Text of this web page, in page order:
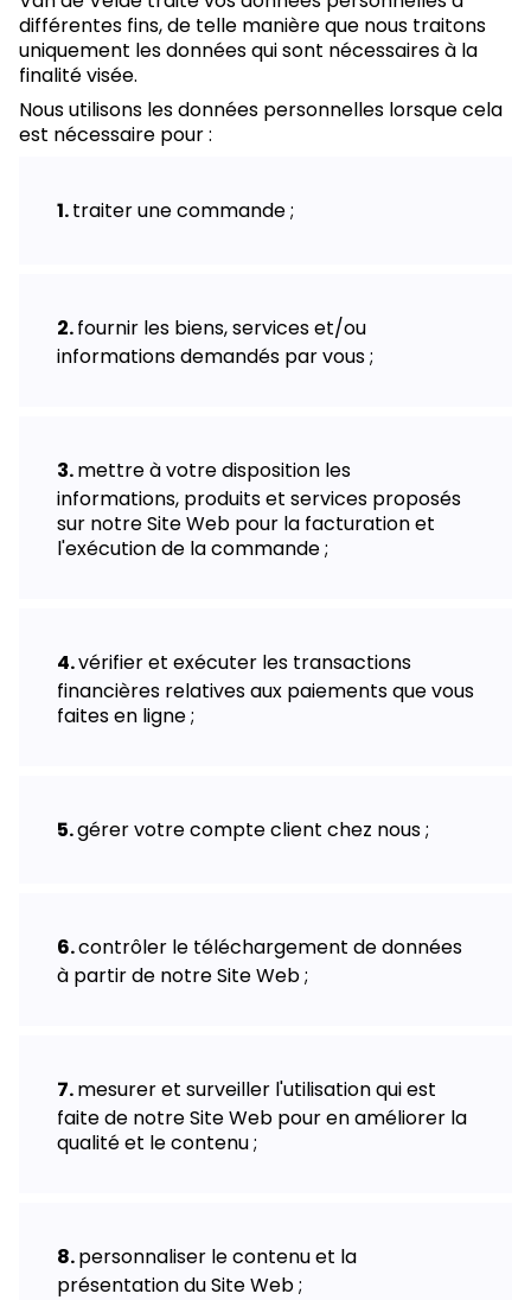
différentes fins, de telle manière que nous traitons
uniquement les données qui sont nécessaires à la
finalité visée.
Nous utilisons les données personnelles lorsque cela
est nécessaire pour :
traiter une commande ;
fournir les biens, services et/ou
informations demandés par vous ;
mettre à votre disposition les
informations, produits et services proposés
sur notre Site Web pour la facturation et
l'exécution de la commande ;
vérifier et exécuter les transactions
financières relatives aux paiements que vous
faites en ligne ;
gérer votre compte client chez nous ;
contrôler le téléchargement de données
à partir de notre Site Web ;
mesurer et surveiller l'utilisation qui est
faite de notre Site Web pour en améliorer la
qualité et le contenu ;
personnaliser le contenu et la
présentation du Site Web ;